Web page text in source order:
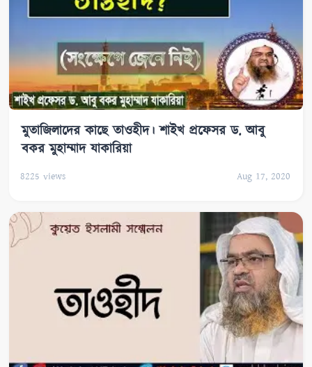
মুতাজিলাদের কাছে তাওহীদ। শাইখ প্রফেসর ড. আবু
বকর মুহাম্মাদ যাকারিয়া
8225 views Aug 17, 2020